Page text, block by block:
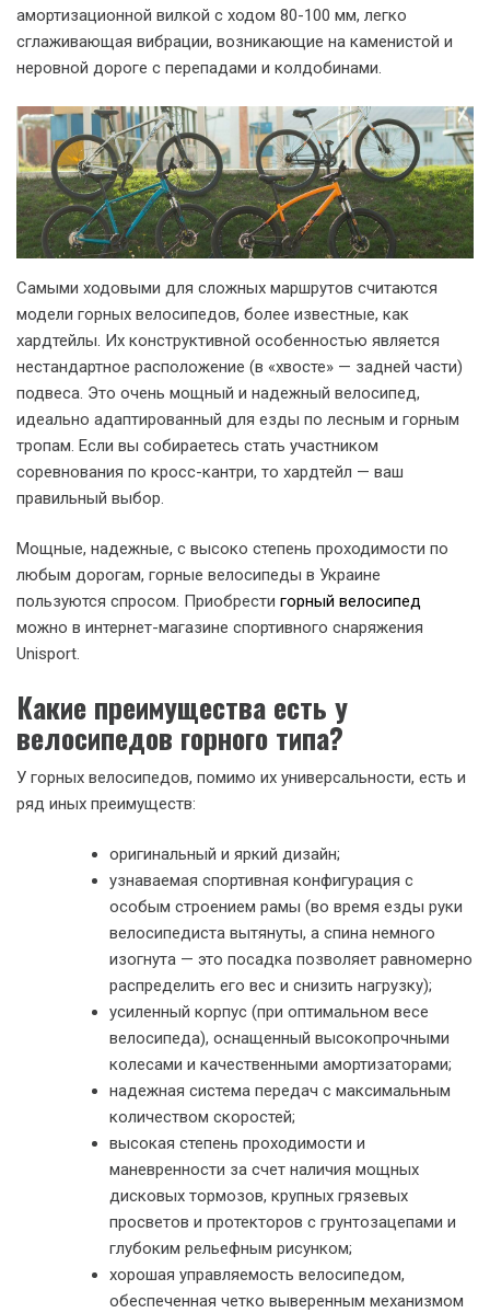
амортизационной вилкой с ходом 80-100 мм, легко
сглаживающая вибрации, возникающие на каменистой и
неровной дороге с перепадами и колдобинами.
Самыми ходовыми для сложных маршрутов считаются
модели горных велосипедов, более известные, как
хардтейлы. Их конструктивной особенностью является
нестандартное расположение (в «хвосте» — задней части)
подвеса. Это очень мощный и надежный велосипед,
идеально адаптированный для езды по лесным и горным
тропам. Если вы собираетесь стать участником
соревнования по кросс-кантри, то хардтейл — ваш
правильный выбор.
Мощные, надежные, с высоко степень проходимости по
любым дорогам, горные велосипеды в Украине
пользуются спросом. Приобрести горный велосипед
можно в интернет-магазине спортивного снаряжения
Unisport.
Какие преимущества есть у
велосипедов горного типа?
У горных велосипедов, помимо их универсальности, есть и
ряд иных преимуществ:
оригинальный и яркий дизайн;
узнаваемая спортивная конфигурация с
особым строением рамы (во время езды руки
велосипедиста вытянуты, а спина немного
изогнута — это посадка позволяет равномерно
распределить его вес и снизить нагрузку);
усиленный корпус (при оптимальном весе
велосипеда), оснащенный высокопрочными
колесами и качественными амортизаторами;
надежная система передач с максимальным
количеством скоростей;
высокая степень проходимости и
маневренности за счет наличия мощных
дисковых тормозов, крупных грязевых
просветов и протекторов с грунтозацепами и
глубоким рельефным рисунком;
хорошая управляемость велосипедом,
обеспеченная четко выверенным механизмом